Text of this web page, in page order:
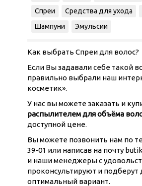
Спреи
Средства для ухода
Шампуни
Эмульсии
Как выбрать Спреи для волос?
Если Вы задавали себе такой
правильно выбрали наш
косметик».
У нас вы можете заказать и
распылителем для объёма
доступной цене.
Вы можете позвонить нам по
39-01 или написав на почту
и наши менеджеры с
проконсультируют и подберут
оптимальный вариант.